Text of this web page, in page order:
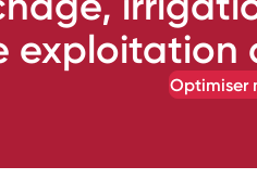
exploitation